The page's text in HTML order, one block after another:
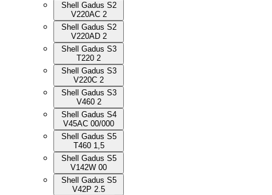
Shell Gadus S2
V220AC 2
Shell Gadus S2
V220AD 2
Shell Gadus S3
T220 2
Shell Gadus S3
V220C 2
Shell Gadus S3
V460 2
Shell Gadus S4
V45AC 00/000
Shell Gadus S5
T460 1,5
Shell Gadus S5
V142W 00
Shell Gadus S5
V42P 2.5